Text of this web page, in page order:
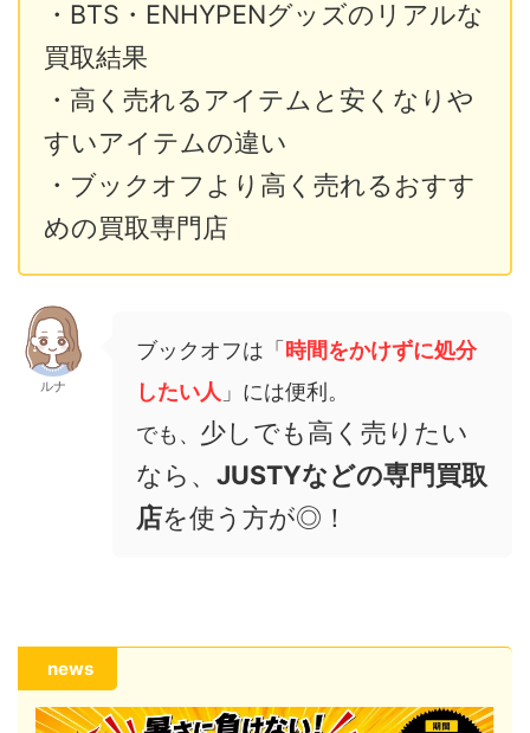
・BTS・ENHYPENグッズのリアルな
買取結果
・高く売れるアイテムと安くなりや
すいアイテムの違い
・ブックオフより高く売れるおすす
めの買取専門店
ルナ
ブックオフは「時間をかけずに処分
したい人 」には便利。
でも、 少しでも高く売りたい
なら、 JUSTYなどの専門買取
店を使う方が◎！
news